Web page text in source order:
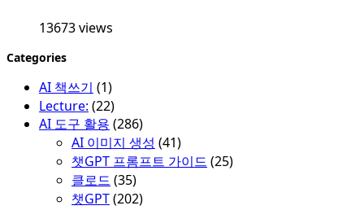
13673 views
Categories
AI 책쓰기 (1)
Lecture: (22)
AI 도구 활용 (286)
AI 이미지 생성 (41)
챗GPT 프롬프트 가이드 (25)
클로드 (35)
챗GPT(202)